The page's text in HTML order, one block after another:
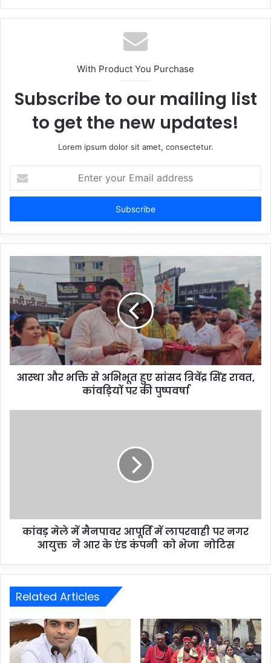
With Product You Purchase
Subscribe to our mailing list
to get the new updates!
Lorem ipsum dolor sit amet, consectetur.
your
Email
आस्था और भक्ति से अभिभूत हुए सांसद त्रिवेंद्र सिंह रावत,
कांवड़ियों पर की पुष्पवर्षा
कांवड़ मेले में मैनपावर आपूर्ति में लापरवाही पर नगर
आयुक्त ने आर के एंड कंपनी को भेजा नोटिस
Related Articles